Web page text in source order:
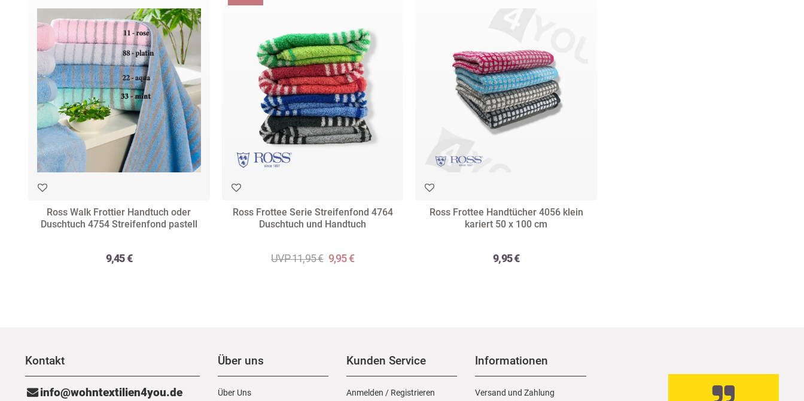
Ross Walk Frottier Handtuch oder
Duschtuch 4754 Streifenfond pastell
9,45 €
Ross Frottee Serie Streifenfond 4764
Duschtuch und Handtuch
UVP 11,95 € 9,95 €
Ross Frottee Handtücher 4056 klein
kariert 50 x 100 cm
9,95 €
Kontakt
info@wohntextilien4you.de
Über uns
Über Uns
Kunden Service
Anmelden / Registrieren
Informationen
Versand und Zahlung